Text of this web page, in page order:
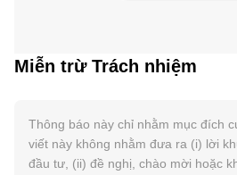
Miễn trừ Trách nhiệm
Thông báo này chỉ nhằm mục đích
viết này không nhằm đưa ra (i) lời
đầu tư, (ii) đề nghị, chào mời hoặc